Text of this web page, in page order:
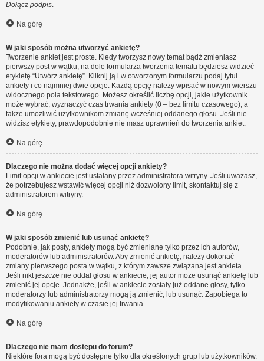
Dołącz podpis.
Na górę
W jaki sposób można utworzyć ankietę?
Tworzenie ankiet jest proste. Kiedy tworzysz nowy temat bądź zmieniasz
pierwszy post w wątku, na dole formularza tworzenia tematu będziesz widzieć
etykietę “Utwórz ankietę”. Kliknij ją i w otworzonym formularzu podaj tytuł
ankiety i co najmniej dwie opcje. Każdą opcję należy wpisać w nowym wierszu
widocznego pola tekstowego. Możesz określić liczbę opcji, jakie użytkownik
może wybrać, wyznaczyć czas trwania ankiety (0 – bez limitu czasowego), a
także umożliwić użytkownikom zmianę wcześniej oddanego głosu. Jeśli nie
widzisz etykiety, prawdopodobnie nie masz uprawnień do tworzenia ankiet.
Na górę
Dlaczego nie można dodać więcej opcji ankiety?
Limit opcji w ankiecie jest ustalany przez administratora witryny. Jeśli uważasz,
że potrzebujesz wstawić więcej opcji niż dozwolony limit, skontaktuj się z
administratorem witryny.
Na górę
W jaki sposób zmienić lub usunąć ankietę?
Podobnie, jak posty, ankiety mogą być zmieniane tylko przez ich autorów,
moderatorów lub administratorów. Aby zmienić ankietę, należy dokonać
zmiany pierwszego posta w wątku, z którym zawsze związana jest ankieta.
Jeśli nikt jeszcze nie oddał głosu w ankiecie, jej autor może usunąć ankietę lub
zmienić jej opcje. Jednakże, jeśli w ankiecie zostały już oddane głosy, tylko
moderatorzy lub administratorzy mogą ją zmienić, lub usunąć. Zapobiega to
modyfikowaniu ankiety w czasie jej trwania.
Na górę
Dlaczego nie mam dostępu do forum?
Niektóre fora mogą być dostępne tylko dla określonych grup lub użytkowników.